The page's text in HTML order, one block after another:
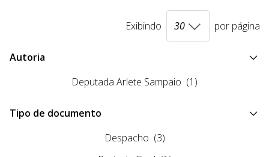
Exibindo por página
Autoria
Deputada Arlete Sampaio (1)
Tipo de documento
Despacho (3)